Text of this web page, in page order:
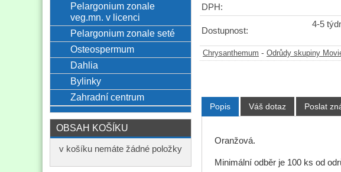
DPH:
Dostupnost:
4-5
Chrysanthemum - Odrůdy skupiny
Popis Váš dotaz Poslat
Oranžová.
Minimální odběr je 100 ks od
Pelargonium zonale
veg.mn. v licenci
Pelargonium zonale seté
Osteospermum
Dahlia
Bylinky
Zahradní centrum
OBSAH KOŠÍKU
v košíku nemáte žádné položky